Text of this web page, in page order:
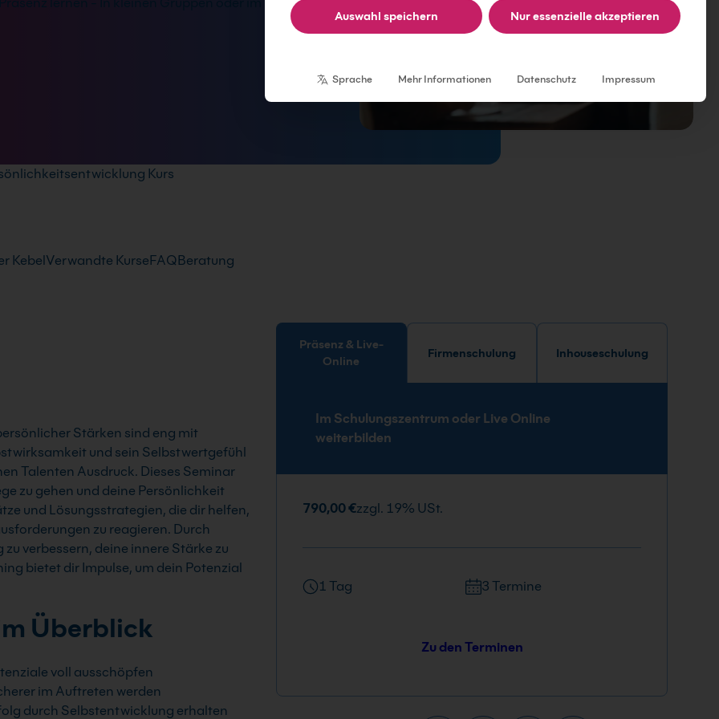
Kurs
KebelVerwandte KurseFAQBeratung
Präsenz & Live-
Online
Firmenschulung Inhouseschulung
Im Schulungszentrum oder Live Online
weiterbilden
790,00 €zzgl. 19% USt.
1 Tag 3 Termine
Zu den Terminen
Stärken sind eng mit
und sein Selbstwertgefühl
Talenten Ausdruck. Dieses Seminar
zu gehen und deine Persönlichkeit
und Lösungsstrategien, die dir helfen,
zu reagieren. Durch
verbessern, deine innere Stärke zu
bietet dir Impulse, um dein Potenzial
Überblick
voll ausschöpfen
im Auftreten werden
durch Selbstentwicklung erhalten
Auswahl speichern Nur essenzielle akzeptieren
Sprache Mehr Informationen Datenschutz Impressum